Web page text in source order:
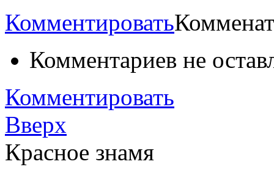
Комментировать
Комментариев не
Комментировать
Вверх
Красное знамя